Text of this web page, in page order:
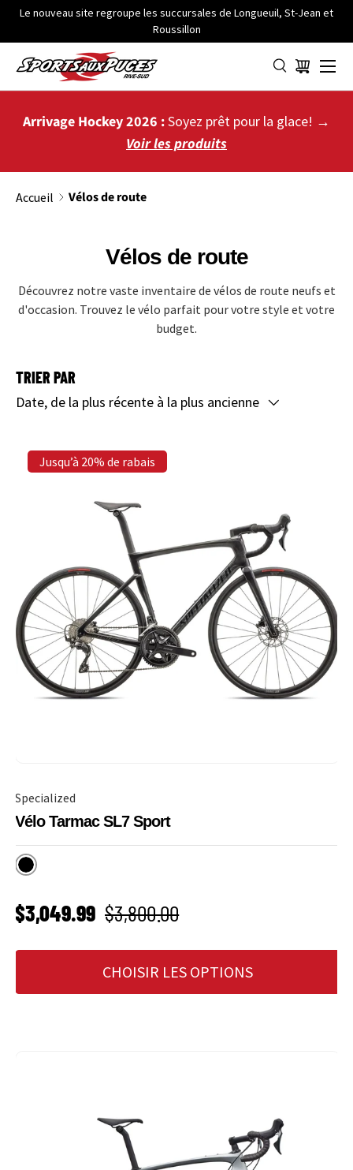
ALLER AU CONTENU
Le nouveau site regroupe les succursales de Longueuil, St-Jean et
Roussillon
Panier
Menu
Arrivage Hockey 2026 :Soyez prêt pour la glace! →
Voir les produits
Accueil Vélos de route
Vélos de route
Découvrez notre vaste inventaire de vélos de route neufs et
d'occasion. Trouvez le vélo parfait pour votre style et votre
budget.
TRIER PAR
Date, de la plus récente à la plus ancienne
Jusqu’à 20% de rabais
Specialized
Vélo Tarmac SL7 Sport
Gloss Carbon
PRIX SOLDÉ
$3,049.99 Prix habituel
$3,800.00
CHOISIR LES OPTIONS